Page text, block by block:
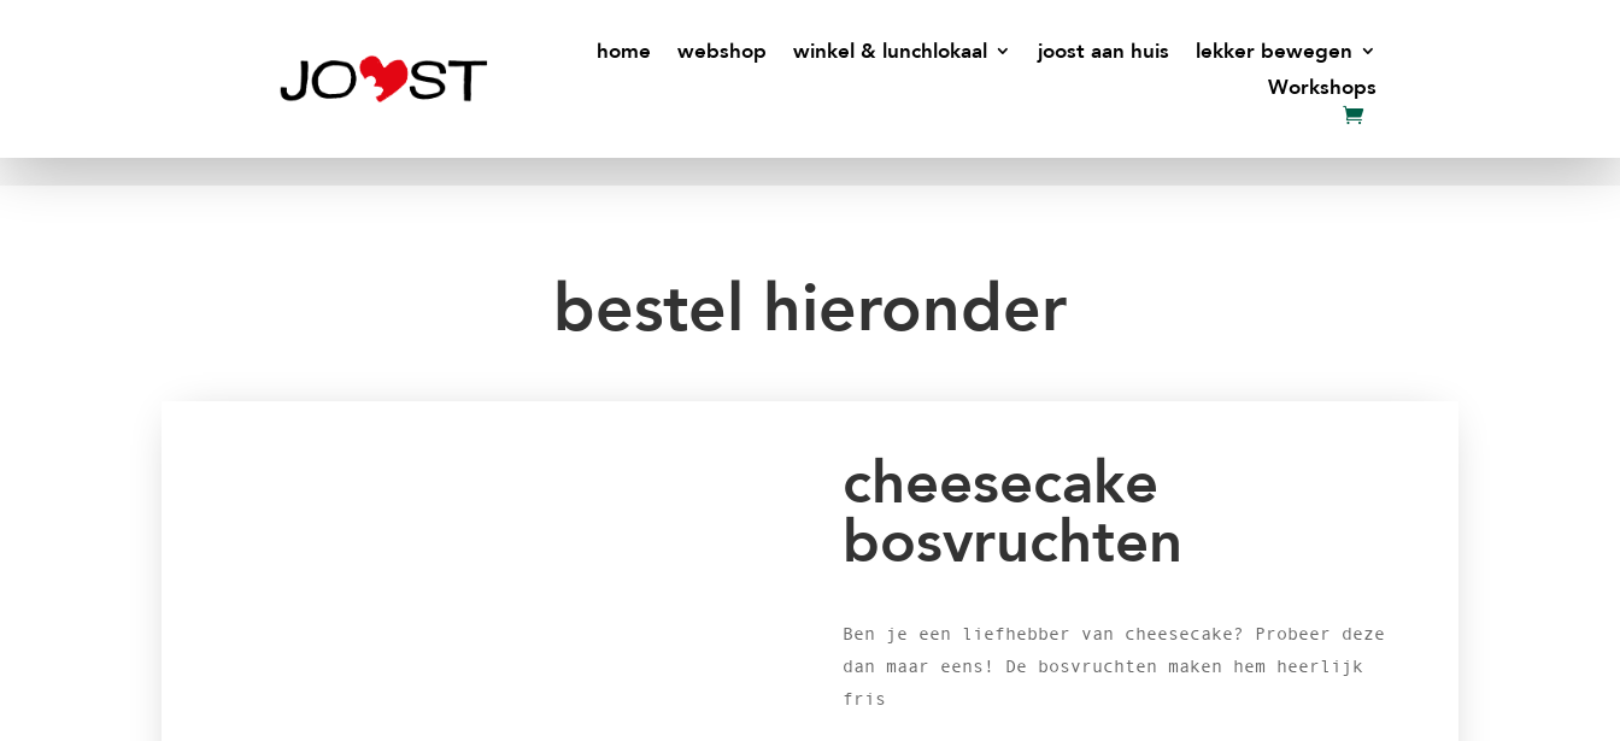
home webshop winkel & lunchlokaal joost aan huis
lekker bewegen
Workshops
bestel hieronder
cheesecake
bosvruchten
Ben je een liefhebber van cheesecake? Probeer deze
dan maar eens! De bosvruchten maken hem heerlijk
fris